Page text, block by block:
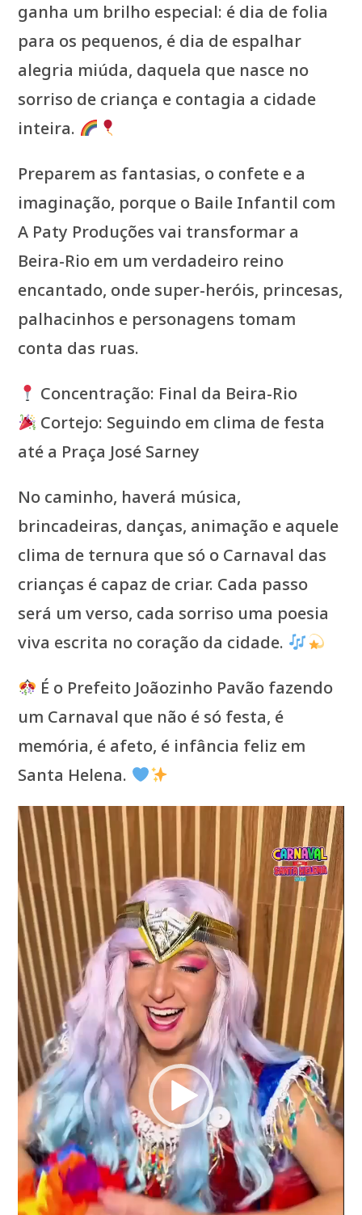
ganha um brilho especial: é dia de folia
para os pequenos, é dia de espalhar
alegria miúda, daquela que nasce no
sorriso de criança e contagia a cidade
inteira.
Preparem as fantasias, o confete e a
imaginação, porque o Baile Infantil com
A Paty Produções vai transformar a
Beira-Rio em um verdadeiro reino
encantado, onde super-heróis, princesas,
palhacinhos e personagens tomam
conta das ruas.
Concentração: Final da Beira-Rio
Cortejo: Seguindo em clima de festa
até a Praça José Sarney
No caminho, haverá música,
brincadeiras, danças, animação e aquele
clima de ternura que só o Carnaval das
crianças é capaz de criar. Cada passo
será um verso, cada sorriso uma poesia
viva escrita no coração da cidade.
É o Prefeito Joãozinho Pavão fazendo
um Carnaval que não é só festa, é
memória, é afeto, é infância feliz em
Santa Helena.
Tocador
de
vídeo